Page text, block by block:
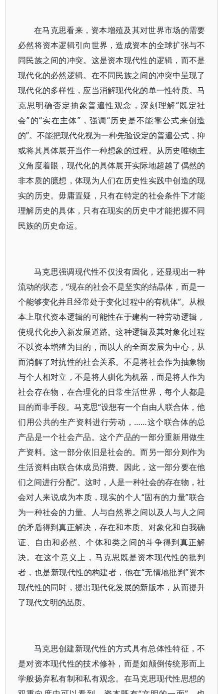
在马克思看来，资本增殖及其对世界市场的需要
必然将资本逻辑引向世界，造成资本的全球扩张与不
同民族之间的冲突。这是资本现代性的逻辑，而不是
现代化的必然逻辑。在不同民族之间的冲突中呈现了
现代化的多样性，应当消解现代化的单一性特质。马
克思明确否定抽象普遍性观念，深刻理解“既定社
会”的“实在主体”，强调“历史是不能靠公式来创造
的”。不能把现代化视为一种先验设定的普遍公式，抑
或将其具体展开当作一种想象的过程。从历史唯物主
义角度着眼，现代化的具体展开实际地超越了偶然的
非本质的臆想，体现为人们在历史性实践中创造的现
实的历史。毋庸置疑，只有在特定的社会条件下才能
理解历史的具体，只有在现实的历史中才能把握不同
民族的历史命运。
马克思强调现代性不仅没有固化，还显现出一种
流动的状态，“现在的社会不是坚实的结晶体，而是一
个能够变化并且经常处于变化过程中的有机体”。从根
本上取代资本逻辑的可能性在于建构一种劳动逻辑，
使现代化步入新发展道路。这种逻辑及其对象化过程
不以资本增殖为目的，而以人的全面发展为中心，从
而消解了对抗性的社会关系。不是将社会作为抽象物
与个人相对立，不是将人驯化为机器，而是将人作为
社会存在物，在合理化的日常生活世界，每个人都是
目的而非手段。马克思“设想有一个自由人联合体，他
们用公共的生产资料进行劳动，……这个联合体的总
产品是一个社会产品。这个产品的一部分重新用做生
产资料。这一部分依旧是社会的。而另一部分则作为
生活资料由联合体成员消费。因此，这一部分要在他
们之间进行分配”。这时，人是一种社会的存在物，社
会对人来说成为本质，现实的个人“固有的力量”联合
为一种社会的力量。人与自然界之间以及人与人之间
的矛盾得到真正解决，存在和本质、对象化和自我确
证、自由和必然、个体和类之间的斗争得到真正解
决。在这个意义上，马克思既是资本现代性的批判
者，也是新现代性的构建者，他在“无情地批判”资本
现代性的同时，提出现代化发展的新版本，从而提升
了现代文明的品质。
马克思创建新现代性的方式具有总体性特征，不
是对资本现代性的技术修补，而是如颠倒传统形而上
学般扬弃私有制和私有观念。在马克思现代性思想的